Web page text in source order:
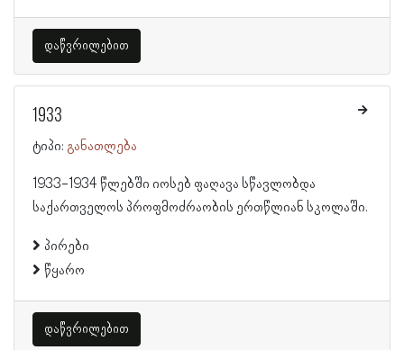
დაწვრილებით
1933
ტიპი: განათლება
1933-1934 წლებში იოსებ ფაღავა სწავლობდა
საქართველოს პროფმოძრაობის ერთწლიან სკოლაში.
პირები
წყარო
დაწვრილებით